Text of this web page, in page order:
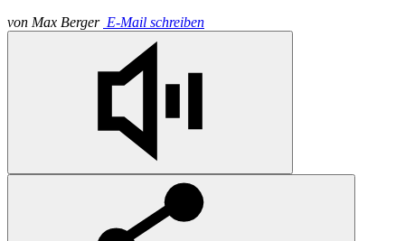
von Max Berger E-Mail schreiben